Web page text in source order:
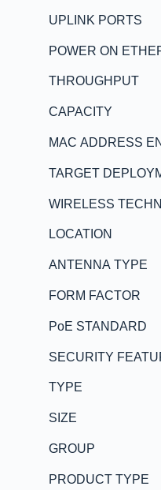
UPLINK PORTS
POWER ON
THROUGHPUT
CAPACITY
MAC ADDRESS
TARGET
WIRELESS
LOCATION
ANTENNA TYPE
FORM FACTOR
PoE STANDARD
SECURITY
TYPE
SIZE
GROUP
PRODUCT TYPE